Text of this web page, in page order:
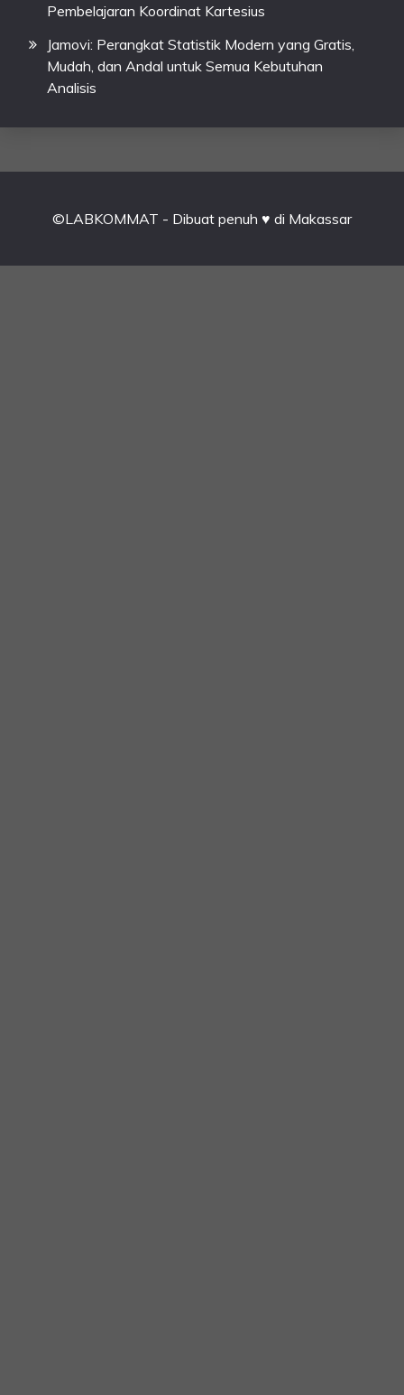
Pembelajaran Koordinat Kartesius
Jamovi: Perangkat Statistik Modern yang Gratis,
Mudah, dan Andal untuk Semua Kebutuhan
Analisis
©LABKOMMAT - Dibuat penuh ♥ di Makassar